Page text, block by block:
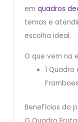
em quadros
temas e
escolha ideal.
O que vem na
1
Benefícios do